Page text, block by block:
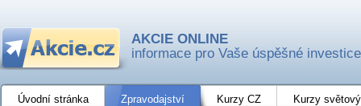
AKCIE ONLINE
informace pro Vaše úspěšné investice
Úvodní stránka Zpravodajství Kurzy CZ Kurzy